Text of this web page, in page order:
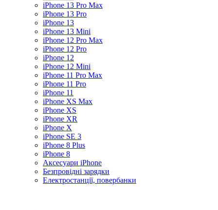
iPhone 13 Pro Max
iPhone 13 Pro
iPhone 13
iPhone 13 Mini
iPhone 12 Pro Max
iPhone 12 Pro
iPhone 12
iPhone 12 Mini
iPhone 11 Pro Max
iPhone 11 Pro
iPhone 11
iPhone XS Max
iPhone XS
iPhone XR
iPhone X
iPhone SE 3
iPhone 8 Plus
iPhone 8
Аксесуари iPhone
Безпровідні зарядки
Електростанції, повербанки